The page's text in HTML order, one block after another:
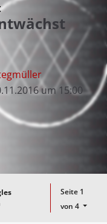
um 15:00
Seite 1
von 4